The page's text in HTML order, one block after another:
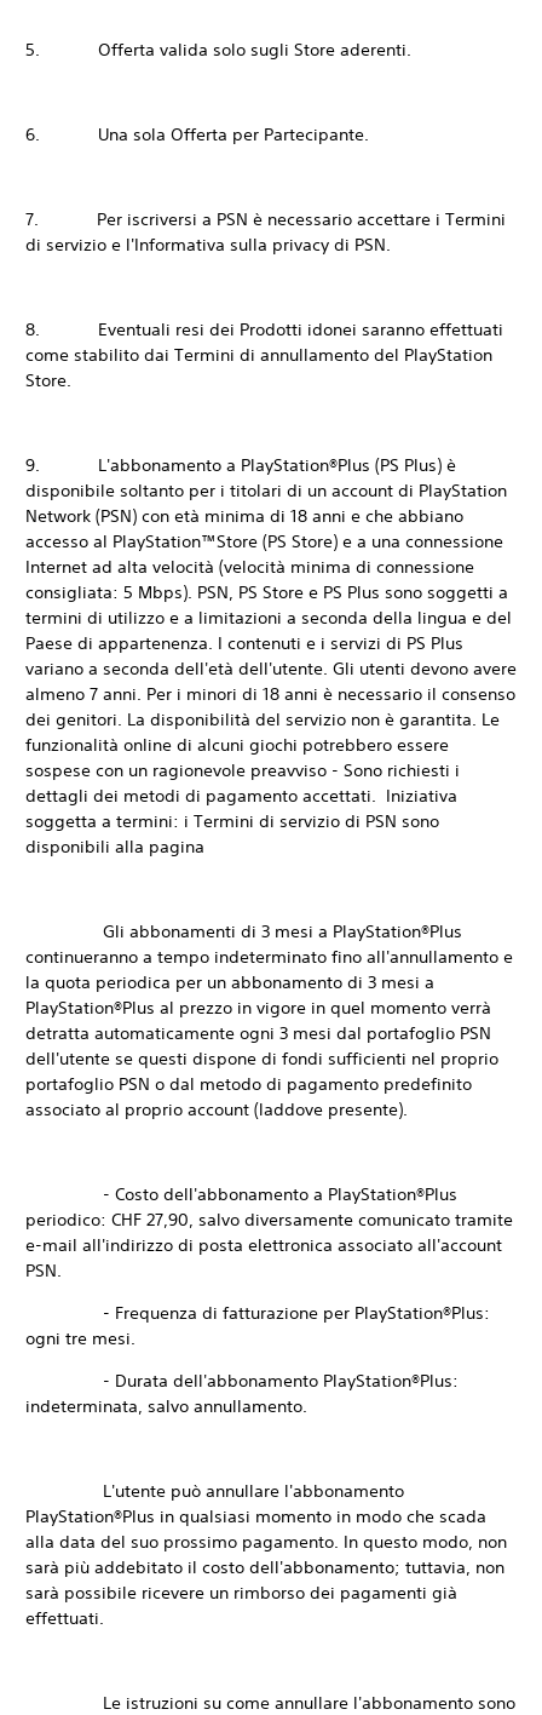
5. Offerta valida solo sugli Store aderenti.
6. Una sola Offerta per Partecipante.
7. Per iscriversi a PSN è necessario accettare i Termini
di servizio e l'Informativa sulla privacy di PSN.
8. Eventuali resi dei Prodotti idonei saranno effettuati
come stabilito dai Termini di annullamento del PlayStation
Store.
9. L'abbonamento a PlayStation®Plus (PS Plus) è
disponibile soltanto per i titolari di un account di PlayStation
Network (PSN) con età minima di 18 anni e che abbiano
accesso al PlayStation™Store (PS Store) e a una connessione
Internet ad alta velocità (velocità minima di connessione
consigliata: 5 Mbps). PSN, PS Store e PS Plus sono soggetti a
termini di utilizzo e a limitazioni a seconda della lingua e del
Paese di appartenenza. I contenuti e i servizi di PS Plus
variano a seconda dell'età dell'utente. Gli utenti devono avere
almeno 7 anni. Per i minori di 18 anni è necessario il consenso
dei genitori. La disponibilità del servizio non è garantita. Le
funzionalità online di alcuni giochi potrebbero essere
sospese con un ragionevole preavviso - Sono richiesti i
dettagli dei metodi di pagamento accettati. Iniziativa
soggetta a termini: i Termini di servizio di PSN sono
disponibili alla pagina
Gli abbonamenti di 3 mesi a PlayStation®Plus
continueranno a tempo indeterminato fino all'annullamento e
la quota periodica per un abbonamento di 3 mesi a
PlayStation®Plus al prezzo in vigore in quel momento verrà
detratta automaticamente ogni 3 mesi dal portafoglio PSN
dell'utente se questi dispone di fondi sufficienti nel proprio
portafoglio PSN o dal metodo di pagamento predefinito
associato al proprio account (laddove presente).
- Costo dell'abbonamento a PlayStation®Plus
periodico: CHF 27,90, salvo diversamente comunicato tramite
e-mail all'indirizzo di posta elettronica associato all'account
PSN.
- Frequenza di fatturazione per PlayStation®Plus:
ogni tre mesi.
- Durata dell'abbonamento PlayStation®Plus:
indeterminata, salvo annullamento.
L'utente può annullare l'abbonamento
PlayStation®Plus in qualsiasi momento in modo che scada
alla data del suo prossimo pagamento. In questo modo, non
sarà più addebitato il costo dell'abbonamento; tuttavia, non
sarà possibile ricevere un rimborso dei pagamenti già
effettuati.
Le istruzioni su come annullare l'abbonamento sono